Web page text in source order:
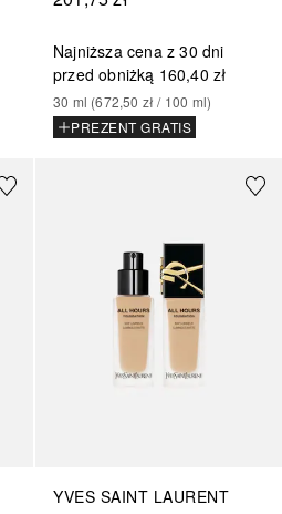
Najniższa cena z 30 dni
przed obniżką 160,40 zł
30 ml (672,50 zł / 100 ml)
PREZENT GRATIS
YVES SAINT LAURENT
+35